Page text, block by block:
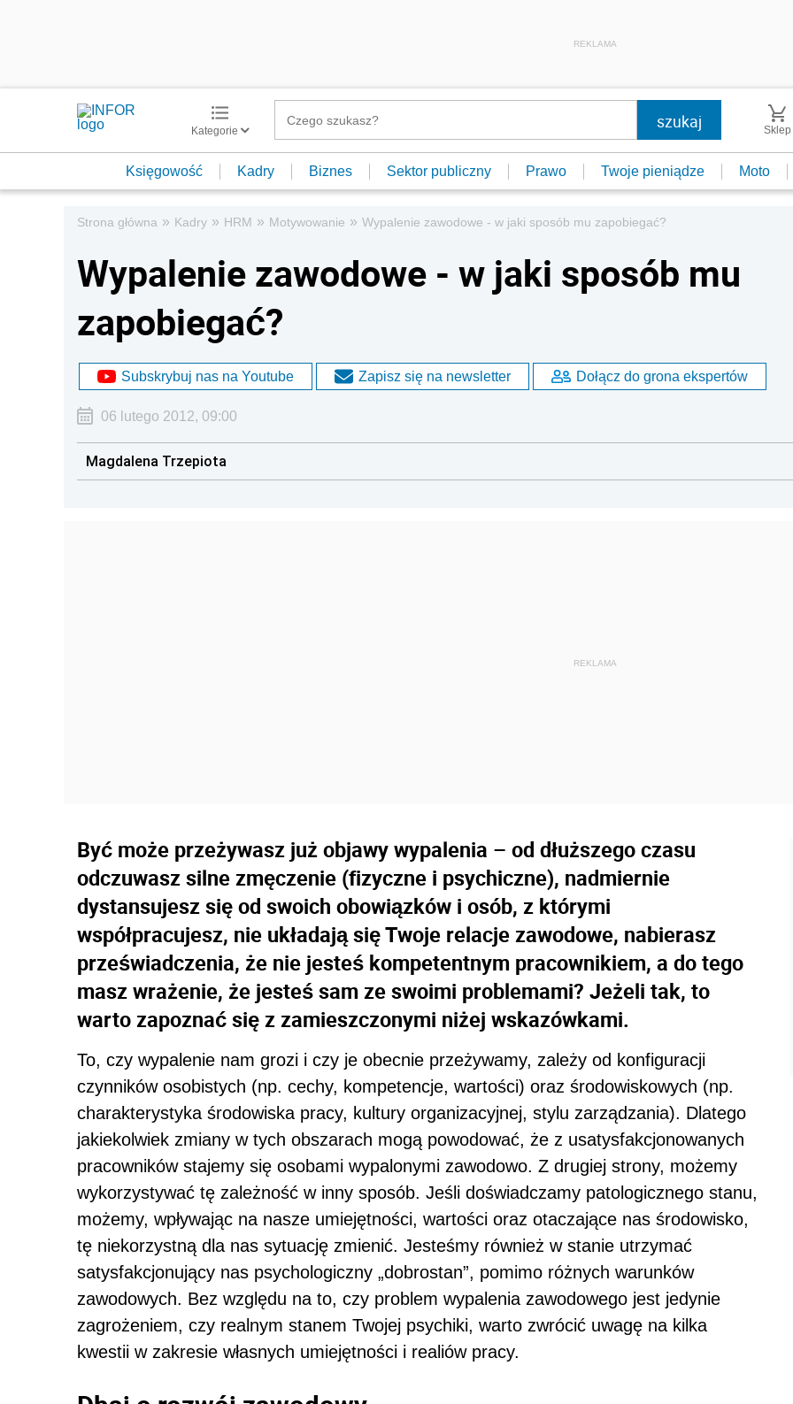
REKLAMA
Kategorie Sklep
Księgowość Kadry Biznes Sektor publiczny Prawo Twoje pieniądze Moto
Strona główna » Kadry » HRM » Motywowanie » Wypalenie zawodowe - w jaki sposób mu zapobiegać?
Wypalenie zawodowe - w jaki sposób mu
zapobiegać?
Subskrybuj nas na Youtube Zapisz się na newsletter Dołącz do grona ekspertów
06 lutego 2012, 09:00
Magdalena Trzepiota
Być może przeżywasz już objawy wypalenia – od dłuższego czasu
odczuwasz silne zmęczenie (fizyczne i psychiczne), nadmiernie
dystansujesz się od swoich obowiązków i osób, z którymi
współpracujesz, nie układają się Twoje relacje zawodowe, nabierasz
przeświadczenia, że nie jesteś kompetentnym pracownikiem, a do tego
masz wrażenie, że jesteś sam ze swoimi problemami? Jeżeli tak, to
warto zapoznać się z zamieszczonymi niżej wskazówkami.
To, czy wypalenie nam grozi i czy je obecnie przeżywamy, zależy od konfiguracji
czynników osobistych (np. cechy, kompetencje, wartości) oraz środowiskowych (np.
charakterystyka środowiska pracy, kultury organizacyjnej, stylu zarządzania). Dlatego
jakiekolwiek zmiany w tych obszarach mogą powodować, że z usatysfakcjonowanych
pracowników stajemy się osobami wypalonymi zawodowo. Z drugiej strony, możemy
wykorzystywać tę zależność w inny sposób. Jeśli doświadczamy patologicznego stanu,
możemy, wpływając na nasze umiejętności, wartości oraz otaczające nas środowisko,
tę niekorzystną dla nas sytuację zmienić. Jesteśmy również w stanie utrzymać
satysfakcjonujący nas psychologiczny „dobrostan”, pomimo różnych warunków
zawodowych. Bez względu na to, czy problem wypalenia zawodowego jest jedynie
zagrożeniem, czy realnym stanem Twojej psychiki, warto zwrócić uwagę na kilka
kwestii w zakresie własnych umiejętności i realiów pracy.